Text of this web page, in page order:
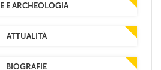
E ARCHEOLOGIA
ATTUALITÀ
BIOGRAFIE